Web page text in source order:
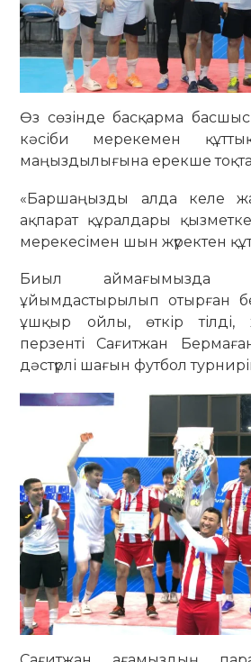
Өз сөзінде басқарма
кәсіби мерекемен
маңыздылығына ерекше
«Баршаңызды алда келе
ақпарат құралдары
мерекесімен шын жүректен
Биыл аймағымызда
ұйымдастырылып отырған
ұшқыр ойлы, өткір тілді,
перзенті Сағитжан
дәстүрлі шағын футбол